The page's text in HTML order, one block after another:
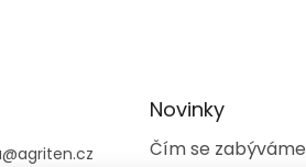
@agriten.cz
Novinky
Čím se zabýváme